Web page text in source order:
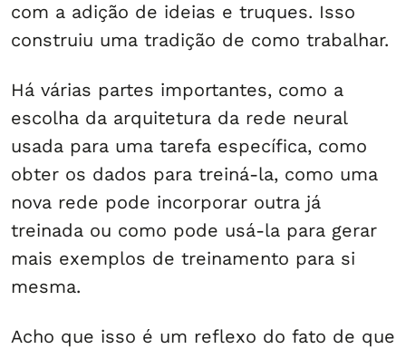
com a adição de ideias e truques. Isso
construiu uma tradição de como trabalhar.
Há várias partes importantes, como a
escolha da arquitetura da rede neural
usada para uma tarefa específica, como
obter os dados para treiná-la, como uma
nova rede pode incorporar outra já
treinada ou como pode usá-la para gerar
mais exemplos de treinamento para si
mesma.
Acho que isso é um reflexo do fato de que